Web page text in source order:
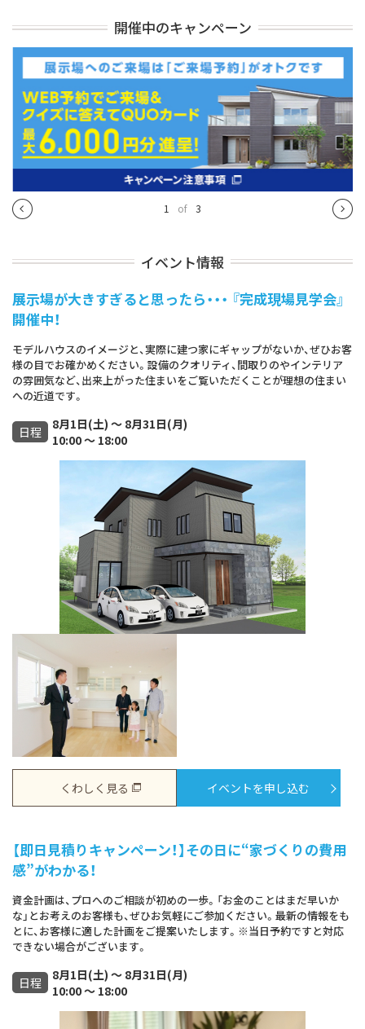
開催中のキャンペーン
1 of 3
イベント情報
展示場が大きすぎると思ったら・・・ 『完成現場見学会』
開催中！
モデルハウスのイメージと、実際に建つ家にギャップがないか、ぜひお客
様の目でお確かめください。設備のクオリティ、間取りのやインテリア
の雰囲気など、出来上がった住まいをご覧いただくことが理想の住まい
への近道です。
日程
8月1日(土) ～ 8月31日(月)
10:00 ～ 18:00
くわしく見る イベントを申し込む
【即日見積りキャンペーン！】その日に“家づくりの費用
感”がわかる！
資金計画は、プロへのご相談が初めの一歩。「お金のことはまだ早いか
な」とお考えのお客様も、ぜひお気軽にご参加ください。最新の情報をも
とに、お客様に適した計画をご提案いたします。※当日予約ですと対応
できない場合がございます。
日程
8月1日(土) ～ 8月31日(月)
10:00 ～ 18:00